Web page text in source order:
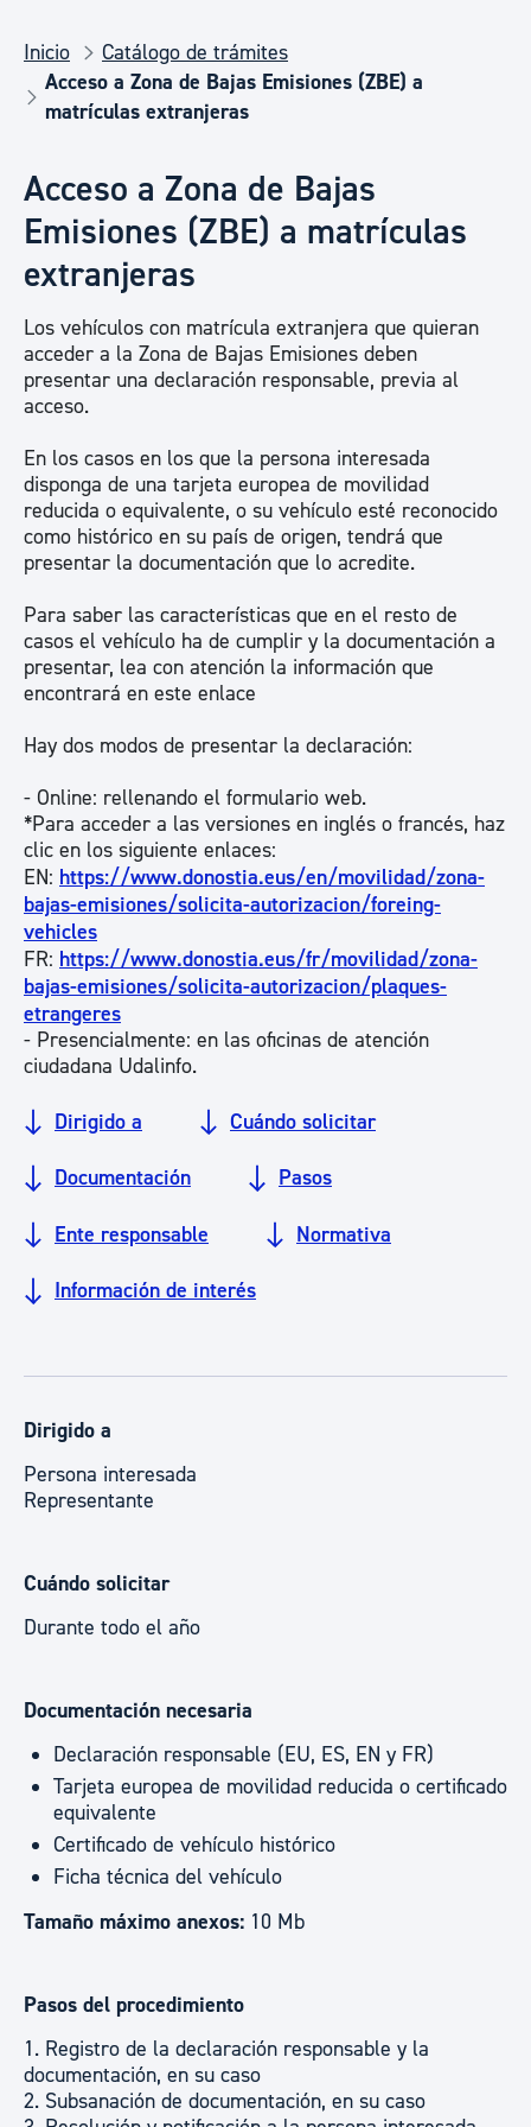
Inicio
Catálogo de trámites
Acceso a Zona de Bajas Emisiones (ZBE) a
matrículas extranjeras
Acceso a Zona de Bajas
Emisiones (ZBE) a matrículas
extranjeras
Los vehículos con matrícula extranjera que quieran
acceder a la Zona de Bajas Emisiones deben
presentar una declaración responsable, previa al
acceso.
En los casos en los que la persona interesada
disponga de una tarjeta europea de movilidad
reducida o equivalente, o su vehículo esté reconocido
como histórico en su país de origen, tendrá que
presentar la documentación que lo acredite.
Para saber las características que en el resto de
casos el vehículo ha de cumplir y la documentación a
presentar, lea con atención la información que
encontrará en este enlace
Hay dos modos de presentar la declaración:
- Online: rellenando el formulario web.
*Para acceder a las versiones en inglés o francés, haz
clic en los siguiente enlaces:
EN: https://www.donostia.eus/en/movilidad/zona-
bajas-emisiones/solicita-autorizacion/foreing-
vehicles
FR: https://www.donostia.eus/fr/movilidad/zona-
bajas-emisiones/solicita-autorizacion/plaques-
etrangeres
- Presencialmente: en las oficinas de atención
ciudadana Udalinfo.
Dirigido a Cuándo solicitar
Documentación Pasos
Ente responsable Normativa
Información de interés
Dirigido a
Persona interesada
Representante
Cuándo solicitar
Durante todo el año
Documentación necesaria
Declaración responsable (EU, ES, EN y FR)
Tarjeta europea de movilidad reducida o certificado
equivalente
Certificado de vehículo histórico
Ficha técnica del vehículo
Tamaño máximo anexos: 10 Mb
Pasos del procedimiento
1. Registro de la declaración responsable y la
documentación, en su caso
2. Subsanación de documentación, en su caso